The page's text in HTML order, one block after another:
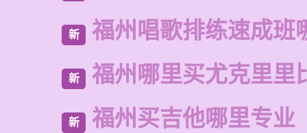
新 福州唱歌排练速成班
新 福州哪里买尤克里里
新 福州买吉他哪里专业